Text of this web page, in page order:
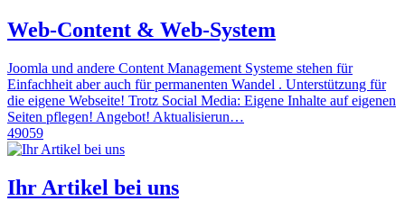
Web-Content & Web-System
Joomla und andere Content Management Systeme stehen für
Einfachheit aber auch für permanenten Wandel . Unterstützung für
die eigene Webseite! Trotz Social Media: Eigene Inhalte auf eigenen
Seiten pflegen! Angebot! Aktualisierun…
49059
Ihr Artikel bei uns